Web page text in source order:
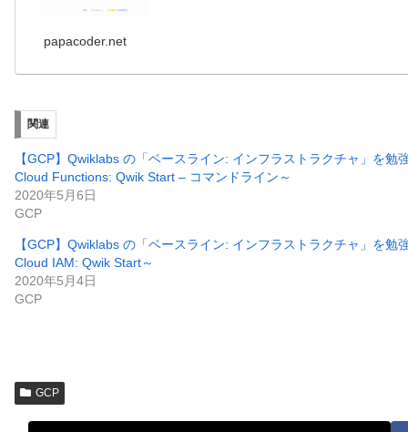
papacoder.net
関連
【GCP】Qwiklabs の「ベースライン: インフラストラクチャ」を勉
Cloud Functions: Qwik Start – コマンドライン～
2020年5月6日
GCP
【GCP】Qwiklabs の「ベースライン: インフラストラクチャ」を勉
Cloud IAM: Qwik Start～
2020年5月4日
GCP
GCP